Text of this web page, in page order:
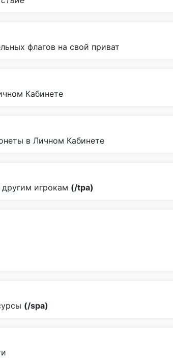
флагов на свой приват
Кабинете
в Личном Кабинете
игрокам (/tpa)
(/spa)